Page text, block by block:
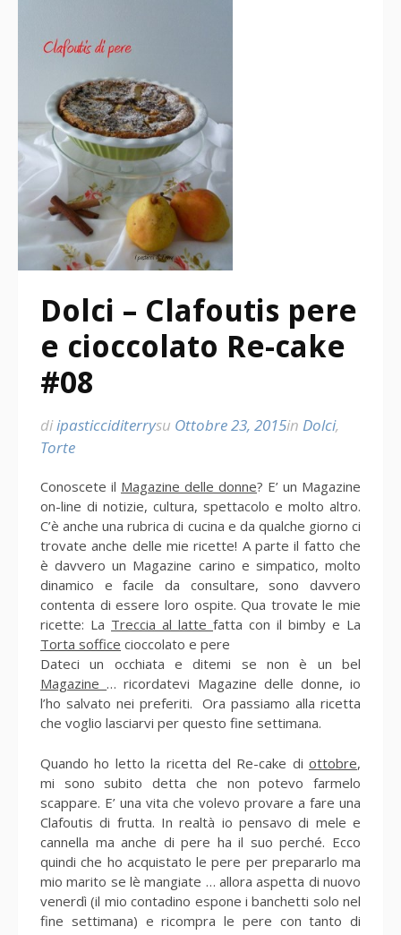
Dolci – Clafoutis pere
e cioccolato Re-cake
#08
diipasticciditerrysu Ottobre 23, 2015in Dolci,
Torte
Conoscete il Magazine delle donne? E’ un Magazine
on-line di notizie, cultura, spettacolo e molto altro.
C’è anche una rubrica di cucina e da qualche giorno ci
trovate anche delle mie ricette! A parte il fatto che
è davvero un Magazine carino e simpatico, molto
dinamico e facile da consultare, sono davvero
contenta di essere loro ospite. Qua trovate le mie
ricette: La Treccia al latte fatta con il bimby e La
Torta soffice cioccolato e pere
Dateci un occhiata e ditemi se non è un bel
Magazine… ricordatevi Magazine delle donne, io
l’ho salvato nei preferiti. Ora passiamo alla ricetta
che voglio lasciarvi per questo fine settimana.
Quando ho letto la ricetta del Re-cake di ottobre,
mi sono subito detta che non potevo farmelo
scappare. E’ una vita che volevo provare a fare una
Clafoutis di frutta. In realtà io pensavo di mele e
cannella ma anche di pere ha il suo perché. Ecco
quindi che ho acquistato le pere per prepararlo ma
mio marito se lè mangiate … allora aspetta di nuovo
venerdì (il mio contadino espone i banchetti solo nel
fine settimana) e ricompra le pere con tanto di